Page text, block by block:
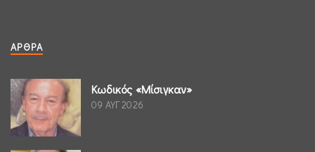
ΆΡΘΡΑ
Κωδικός «Μίσιγκαν»
09 ΑΥΓ 2026